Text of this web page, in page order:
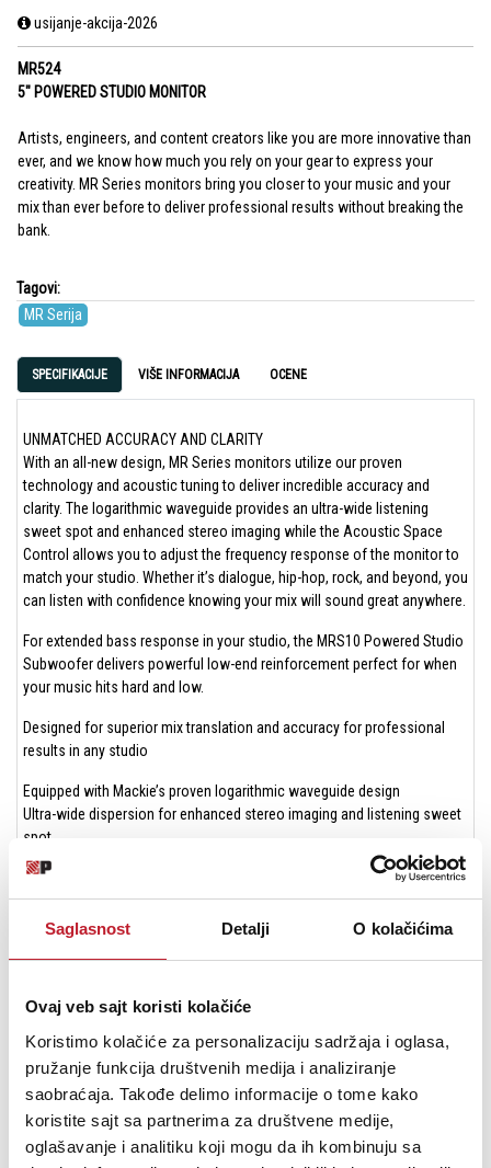
Saglasnost Detalji O kolačićima
Ovaj veb sajt koristi kolačiće
Koristimo kolačiće za personalizaciju sadržaja i oglasa,
pružanje funkcija društvenih medija i analiziranje
saobraćaja. Takođe delimo informacije o tome kako
koristite sajt sa partnerima za društvene medije,
oglašavanje i analitiku koji mogu da ih kombinuju sa
usijanje-akcija-2026
MR524
5" POWERED STUDIO MONITOR
Artists, engineers, and content creators like you are more innovative than
ever, and we know how much you rely on your gear to express your
creativity. MR Series monitors bring you closer to your music and your
mix than ever before to deliver professional results without breaking the
bank.
Tagovi:
MR Serija
SPECIFIKACIJE VIŠE INFORMACIJA OCENE
UNMATCHED ACCURACY AND CLARITY
With an all-new design, MR Series monitors utilize our proven
technology and acoustic tuning to deliver incredible accuracy and
clarity. The logarithmic waveguide provides an ultra-wide listening
sweet spot and enhanced stereo imaging while the Acoustic Space
Control allows you to adjust the frequency response of the monitor to
match your studio. Whether it’s dialogue, hip-hop, rock, and beyond, you
can listen with confidence knowing your mix will sound great anywhere.
For extended bass response in your studio, the MRS10 Powered Studio
Subwoofer delivers powerful low-end reinforcement perfect for when
your music hits hard and low.
Designed for superior mix translation and accuracy for professional
results in any studio
Equipped with Mackie’s proven logarithmic waveguide design
Ultra-wide dispersion for enhanced stereo imaging and listening sweet
spot
Precise acoustic alignment offers incredibly balanced sound across
end and vocal clarity
50 watts of bi-amplified Class A/B amplification
Frequency response: 45 Hz – 20 kHz
Optimize MR monitors for your mixing environment
Adjustable acoustic space filters maintain flat response in typical
placement configurations
HF filter applies boost or cut to compensate for particularly dull or bright
Professional all-wood cabinet design built to last and look great in any